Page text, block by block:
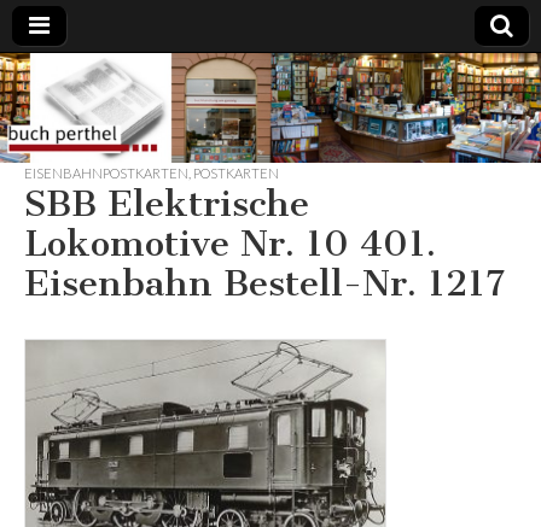
Buchhandlung
am Gasteig
EISENBAHNPOSTKARTEN POSTKARTEN
SBB Elektrische
Lokomotive Nr. 10 401.
Eisenbahn Bestell-Nr. 1217